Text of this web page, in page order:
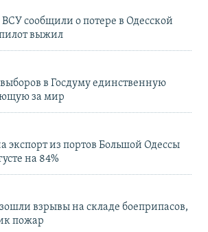
сообщили о потере в Одесской
выжил
в Госдуму единственную
за мир
экспорт из портов Большой Одессы
на 84%
взрывы на складе боеприпасов,
пожар